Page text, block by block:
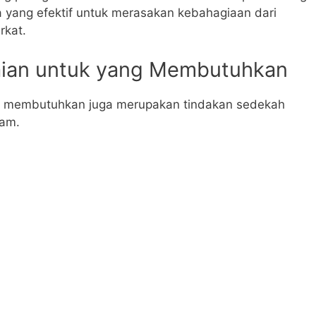
yang efektif untuk merasakan kebahagiaan dari
untuk yang Membutuhkan
juga merupakan tindakan sedekah